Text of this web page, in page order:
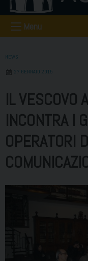
Menu
NEWS
27 GENNAIO 2015
IL VESCOVO
INCONTRA I
OPERATORI